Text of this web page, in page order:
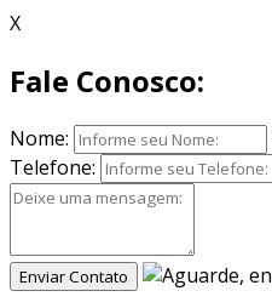
X
Fale Conosco:
Nome:
Telefone:
Enviar Contato